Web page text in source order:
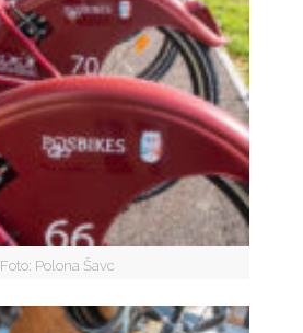
Foto: Polona Šavc